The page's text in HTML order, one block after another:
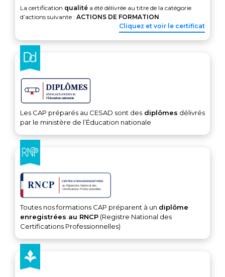
La certification qualité a été délivrée au titre de la catégorie
d’actions suivante : ACTIONS DE FORMATION
Cliquez et voir le certificat
Les CAP préparés au CESAD sont des diplômes délivrés
par le ministère de l’Éducation nationale
Toutes nos formations CAP préparent à un diplôme
enregistrées au RNCP (Registre National des
Certifications Professionnelles)